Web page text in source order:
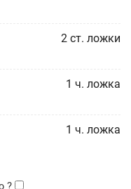
2 ст. ложки
1 ч. ложка
1 ч. ложка